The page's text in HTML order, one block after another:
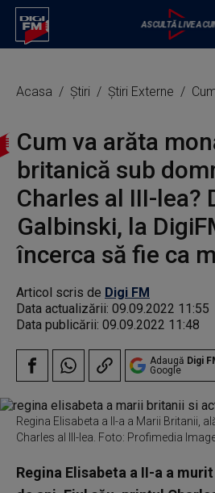
Acasa Știri Știri Externe Cum va arăta
Cum va arăta
britanică sub
Charles al III-lea?
Galbinski, la
încerca să fie ca
Articol scris de Digi FM
Data actualizării: 09.09.2022 11:55
Data publicării: 09.09.2022 11:48
Adaugă Digi
Google
Regina Elisabeta a II-a a Marii Britanii,
Charles al III-lea. Foto: Profimedia
Regina Elisabeta a II-a a